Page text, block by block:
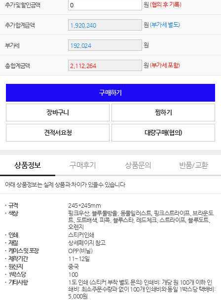
추가 및 할인금액 원 (협의 후 기록)
추가 합계금액 원 (부가세 별도)
부가세 원
총 합계금액 원 (부가세 포함)
구매하기
장바구니 찜하기
견적서요청 대량구매(협의)
상품정보 구매후기 상품문의 반품/교환
아래 상품정보는 실제 상품과 차이가 있을수 있습니다
· 규격
245*245mm
· 색상
핑크우산, 블루물방울, 동물일러스트, 핑크스트라이프, 브라운도
트, 도트배색, 피콕, 블루스타, 레드체크, 스트라이프, 블루도트,
오렌지
· 인쇄
스티커인쇄
· 재질
상세페이지 참고
· 케이스 및 포장
OPP(비닐)
· 제작기간
11~12일
· 원산지
중국
· 1박스당
100
· 기타사항
1도 인쇄 (스티커 부착 별도 문의) 인쇄비: 개당 원 100개 이하 인
쇄비: 최소주문수량과 없이 100개 인쇄비와 동일 1박스당 택배비:
5,000원